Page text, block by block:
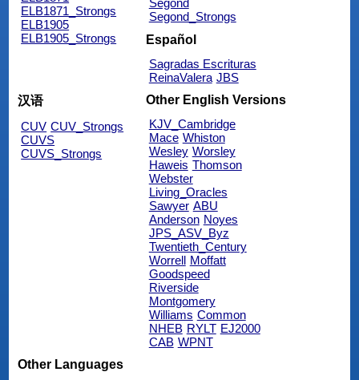
ELB1871_Strongs
ELB1905
ELB1905_Strongs
Segond
Segond_Strongs
Español
Sagradas Escrituras
ReinaValera JBS
汉语
CUV CUV_Strongs
CUVS
CUVS_Strongs
Other English Versions
KJV_Cambridge
Mace Whiston
Wesley Worsley
Haweis Thomson
Webster
Living_Oracles
Sawyer ABU
Anderson Noyes
JPS_ASV_Byz
Twentieth_Century
Worrell Moffatt
Goodspeed
Riverside
Montgomery
Williams Common
NHEB RYLT EJ2000
CAB WPNT
Other Languages